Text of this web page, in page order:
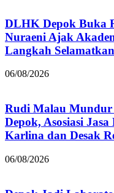
DLHK Depok Buka
Nuraeni Ajak
Langkah
06/08/2026
Rudi Malau
Depok, Asosiasi
Karlina dan Desak
06/08/2026